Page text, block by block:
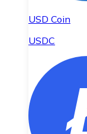
USD Coin
USDC